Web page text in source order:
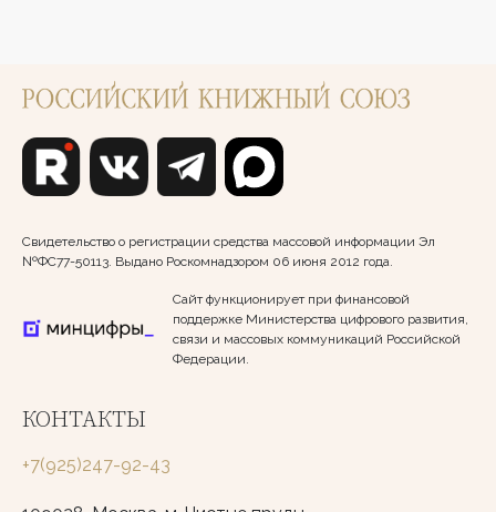
Свидетельство о регистрации средства массовой информации Эл
№ФС77-50113. Выдано Роскомнадзором 06 июня 2012 года.
Сайт функционирует при финансовой
поддержке Министерства цифрового развития,
связи и массовых коммуникаций Российской
Федерации.
КОНТАКТЫ
+7(925)247-92-43